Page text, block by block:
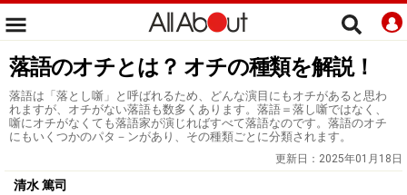
落語のオチとは？ オチの種類を解説！
落語は「落とし噺」と呼ばれるため、どんな演目にもオチがあると思わ
れますが、オチがない落語も数多くあります。落語＝落し噺ではなく、
噺にオチがなくても落語家が演じればすべて落語なのです。落語のオチ
にもいくつかのパタ－ンがあり、その種類ごとに分類されます。
更新日： 2025年01月18日
清水 篤司